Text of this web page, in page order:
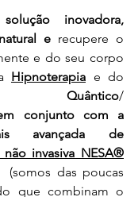
inovadora,
e recupere o
e do seu corpo
Hipnoterapia
conjunto com a
invasiva NESA®
(somos das poucas
que combinam o